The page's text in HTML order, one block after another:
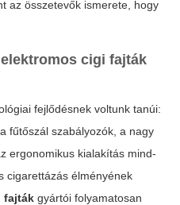
az összetevők ismerete, hogy
elektromos cigi fajták
fejlődésnek voltunk tanúi:
fűtőszál szabályozók, a nagy
ergonomikus kialakítás mind-
cigarettázás élményének
fajták gyártói folyamatosan